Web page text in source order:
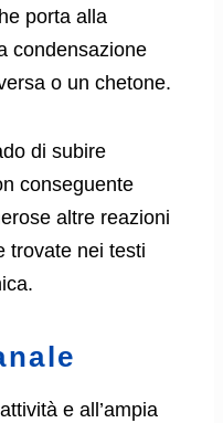
porta alla
condensazione
o un chetone.
di subire
conseguente
altre reazioni
trovate nei testi
e all’ampia